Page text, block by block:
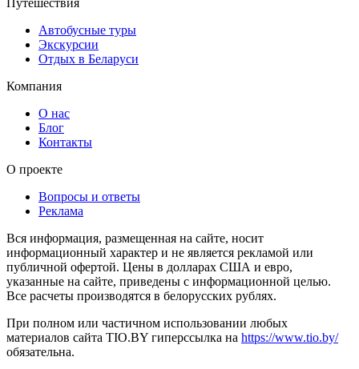
Путешествия
Автобусные туры
Экскурсии
Отдых в Беларуси
Компания
О нас
Блог
Контакты
О проекте
Вопросы и ответы
Реклама
Вся информация, размещенная на сайте, носит
информационный характер и не является рекламой или
публичной офертой. Цены в долларах США и евро,
указанные на сайте, приведены с информационной целью.
Все расчеты производятся в белорусских рублях.
При полном или частичном использовании любых
материалов сайта TIO.BY гиперссылка на https://www.tio.by/
обязательна.